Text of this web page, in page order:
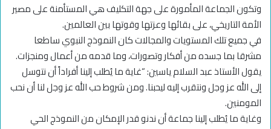
وتكون الجماعة المأمورة على جهة التكليف هي المستأمنة على مصير
الأمة التاريخي، على بقائها وعزتها وقوتها بين العالمين.
في جميع تلك المستويات والمجالات كان النموذج النبوي ساطعا
مشرقا بما جسده من أفكار وتصورات، وما قدمه من أعمال ومنجزات.
يقول الأستاذ عبد السلام ياسين: “غاية ما يُطلب إلينا أفراداً أن نتوسل
إلى الله عز وجل ونتقرب إليه ليحبنا. ومن شروط حب الله عز وجل لنا أن نحب
المومنين.
وغاية ما يُطلب إلينا جماعة أن ندنو قدر الإمكان من النموذج الحي